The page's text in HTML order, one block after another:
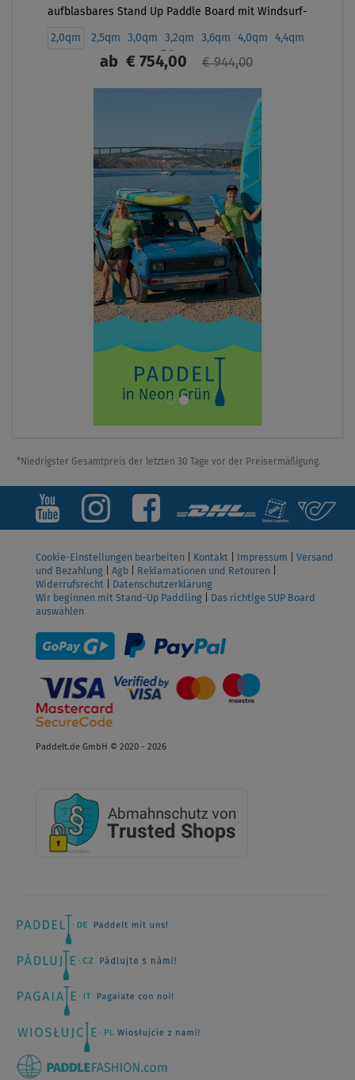
aufblasbares Stand Up Paddle Board mit Windsurf-
Option
2,0qm 2,5qm 3,0qm 3,2qm 3,6qm 4,0qm
4,4qm
5,0qm
ab€ 754,00 € 944,00
*Niedrigster Gesamtpreis der letzten 30 Tage vor der Preisermäßigung.
Cookie-Einstellungen bearbeiten Kontakt Impressum
Versand
und Bezahlung
Agb Reklamationen und Retouren
Widerrufsrecht
Datenschutzerklärung
Wir beginnen mit Stand-Up Paddling
Das richtige SUP Board
auswählen
Paddelt.de GmbH © 2020 - 2026